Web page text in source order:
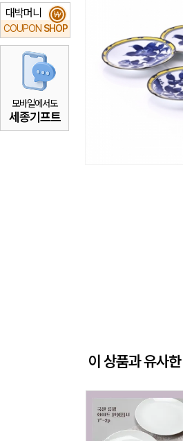
대박머니
COUPON SHOP
₩
모바일에서도
세종기프트
이 상품과 유사한